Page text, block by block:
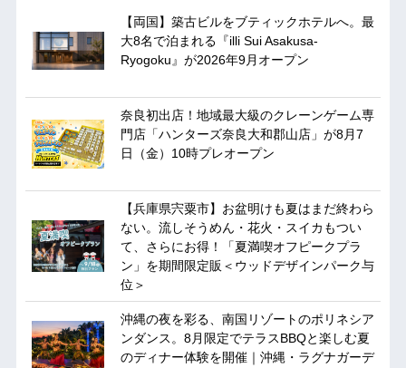
【両国】築古ビルをブティックホテルへ。最
大8名で泊まれる『illi Sui Asakusa-
Ryogoku』が2026年9月オープン
奈良初出店！地域最大級のクレーンゲーム専
門店「ハンターズ奈良大和郡山店」が8月7
日（金）10時プレオープン
【兵庫県宍粟市】お盆明けも夏はまだ終わら
ない。流しそうめん・花火・スイカもつい
て、さらにお得！「夏満喫オフピークプラ
ン」を期間限定販＜ウッドデザインパーク与
位＞
沖縄の夜を彩る、南国リゾートのポリネシア
ンダンス。8月限定でテラスBBQと楽しむ夏
のディナー体験を開催｜沖縄・ラグナガーデ